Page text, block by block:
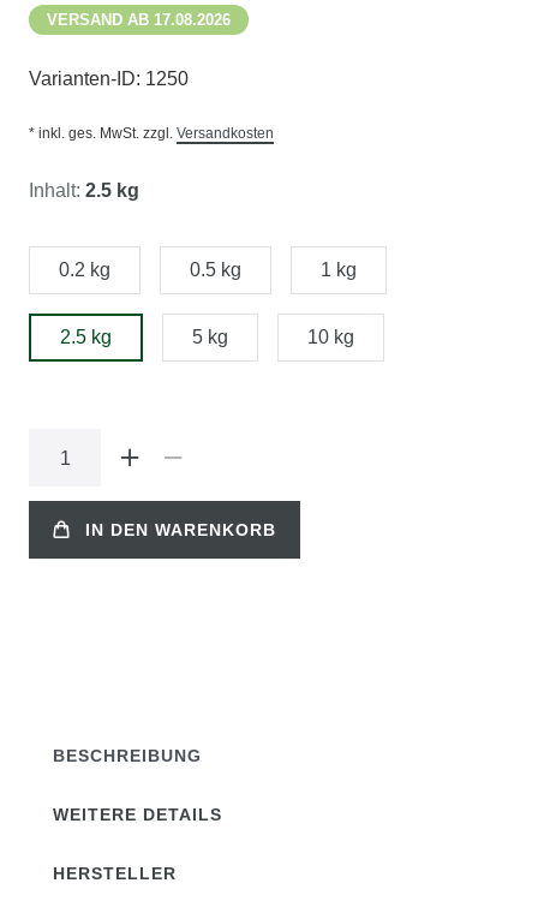
VERSAND AB 17.08.2026
Varianten-ID: 1250
* inkl. ges. MwSt. zzgl. Versandkosten
Inhalt: 2.5 kg
0.2 kg 0.5 kg 1 kg
2.5 kg 5 kg 10 kg
IN DEN WARENKORB
BESCHREIBUNG
WEITERE DETAILS
HERSTELLER